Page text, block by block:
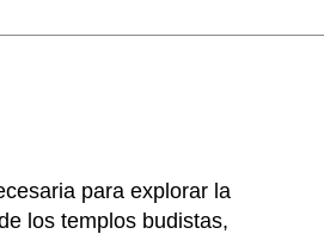
para explorar la
los templos budistas,